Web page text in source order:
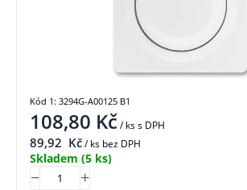
108,80 Kč/ kss DPH
89,92 Kč/ ks bez DPH
Skladem (5 ks)
Kód 1: 3294G-A00125 B1